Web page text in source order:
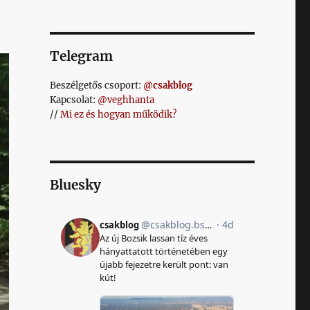
Telegram
Beszélgetős csoport: @csakblog
Kapcsolat: @veghhanta
// Mi ez és hogyan működik?
Bluesky